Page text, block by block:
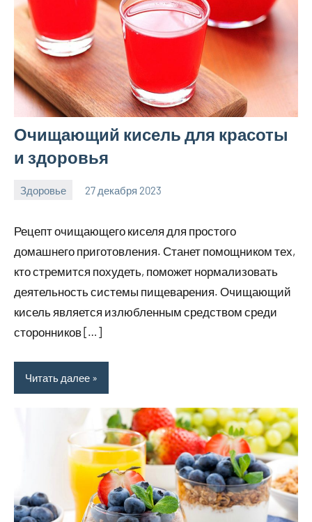
Очищающий кисель для красоты
и здоровья
Здоровье 27 декабря 2023
hobby_v_ru
Нет
Рецепт очищающего киселя для простого
домашнего приготовления. Станет помощником тех,
кто стремится похудеть, поможет нормализовать
деятельность системы пищеварения. Очищающий
кисель является излюбленным средством среди
сторонников […]
Читать далее